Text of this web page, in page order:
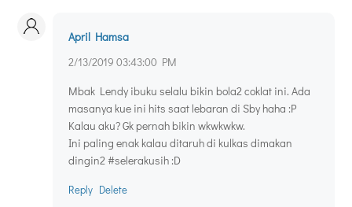
April Hamsa
2/13/2019 03:43:00 PM
Mbak Lendy ibuku selalu bikin bola2 coklat ini. Ada
masanya kue ini hits saat lebaran di Sby haha :P
Kalau aku? Gk pernah bikin wkwkwkw.
Ini paling enak kalau ditaruh di kulkas dimakan
dingin2 #selerakusih :D
Reply Delete